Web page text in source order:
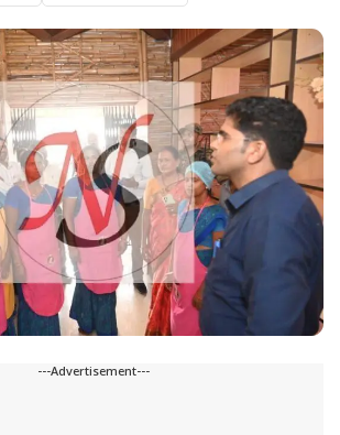
---Advertisement---